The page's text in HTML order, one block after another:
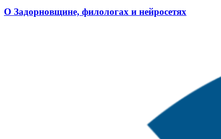
О Задорновщине, филологах и нейросетях